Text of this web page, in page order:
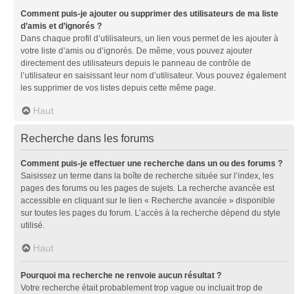
Comment puis-je ajouter ou supprimer des utilisateurs de ma liste
d’amis et d’ignorés ?
Dans chaque profil d’utilisateurs, un lien vous permet de les ajouter à
votre liste d’amis ou d’ignorés. De même, vous pouvez ajouter
directement des utilisateurs depuis le panneau de contrôle de
l’utilisateur en saisissant leur nom d’utilisateur. Vous pouvez également
les supprimer de vos listes depuis cette même page.
Haut
Recherche dans les forums
Comment puis-je effectuer une recherche dans un ou des forums ?
Saisissez un terme dans la boîte de recherche située sur l’index, les
pages des forums ou les pages de sujets. La recherche avancée est
accessible en cliquant sur le lien « Recherche avancée » disponible
sur toutes les pages du forum. L’accès à la recherche dépend du style
utilisé.
Haut
Pourquoi ma recherche ne renvoie aucun résultat ?
Votre recherche était probablement trop vague ou incluait trop de